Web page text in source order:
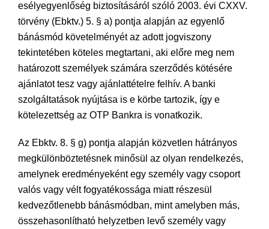
esélyegyenlőség biztosításáról szóló 2003. évi CXXV.
törvény (Ebktv.) 5. § a) pontja alapján az egyenlő
bánásmód követelményét az adott jogviszony
tekintetében köteles megtartani, aki előre meg nem
határozott személyek számára szerződés kötésére
ajánlatot tesz vagy ajánlattételre felhív. A banki
szolgáltatások nyújtása is e körbe tartozik, így e
kötelezettség az OTP Bankra is vonatkozik.
Az Ebktv. 8. § g) pontja alapján közvetlen hátrányos
megkülönböztetésnek minősül az olyan rendelkezés,
amelynek eredményeként egy személy vagy csoport
valós vagy vélt fogyatékossága miatt részesül
kedvezőtlenebb bánásmódban, mint amelyben más,
összehasonlítható helyzetben levő személy vagy